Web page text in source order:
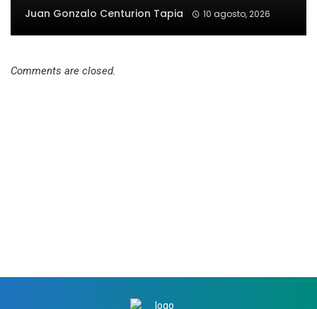
Juan Gonzalo Centurion Tapia 10 agosto, 2026
Comments are closed.